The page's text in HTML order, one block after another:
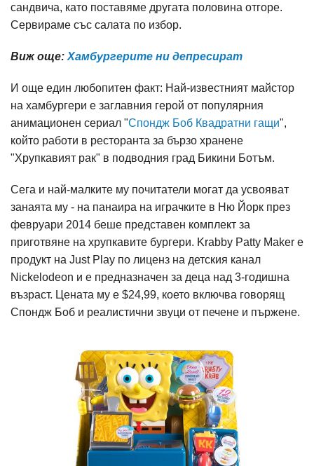
сандвича, като поставяме другата половина отгоре.
Сервираме със салата по избор.
Виж още: Хамбургерите ни депресират
И още един любопитен факт: Най-известният майстор
на хамбургери е заглавния герой от популярния
анимационен сериал "Спондж Боб Квадратни гащи",
който работи в ресторанта за бързо хранене
"Хрупкавият рак" в подводния град Бикини Ботъм.
Сега и най-малките му почитатели могат да усвояват
занаята му - на панаира на играчките в Ню Йорк през
февруари 2014 беше представен комплект за
приготвяне на хрупкавите бургери. Krabby Patty Maker е
продукт на Just Play по лиценз на детския канал
Nickelodeon и е предназначен за деца над 3-годишна
възраст. Цената му е $24,99, което включва говорящ
Спондж Боб и реалистични звуци от печене и пържене.